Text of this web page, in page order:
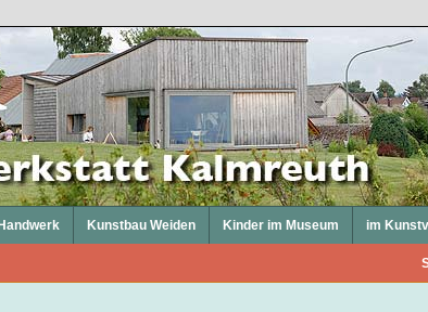
Kunstbau Weiden Kinder im Museum im